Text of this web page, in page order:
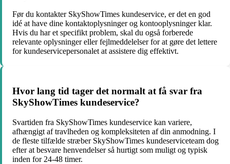
Før du kontakter SkyShowTimes kundeservice, er det en god
idé at have dine kontaktoplysninger og kontooplysninger klar.
Hvis du har et specifikt problem, skal du også forberede
relevante oplysninger eller fejlmeddelelser for at gøre det lettere
for kundeservicepersonalet at assistere dig effektivt.
Hvor lang tid tager det normalt at få svar fra
SkyShowTimes kundeservice?
Svartiden fra SkyShowTimes kundeservice kan variere,
afhængigt af travlheden og kompleksiteten af din anmodning. I
de fleste tilfælde stræber SkyShowTimes kundeserviceteam dog
efter at besvare henvendelser så hurtigt som muligt og typisk
inden for 24-48 timer.